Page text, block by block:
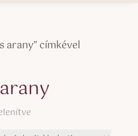
arany” címkével
Sorted